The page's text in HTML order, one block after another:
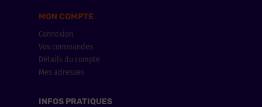
MON COMPTE
Connexion
Vos commandes
Détails du compte
Mes adresses
INFOS PRATIQUES